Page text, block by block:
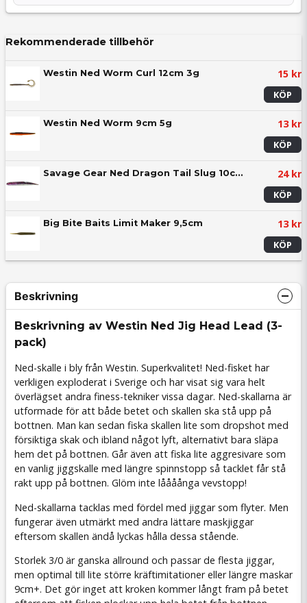
Rekommenderade tillbehör
Westin Ned Worm Curl 12cm 3g 15 kr
KÖP
Westin Ned Worm 9cm 5g 13 kr
KÖP
Savage Gear Ned Dragon Tail Slug 10cm 5,5g 24 kr
KÖP
Big Bite Baits Limit Maker 9,5cm 13 kr
KÖP
Beskrivning
Beskrivning av Westin Ned Jig Head Lead (3-
pack)
Ned-skalle i bly från Westin. Superkvalitet! Ned-fisket har
verkligen exploderat i Sverige och har visat sig vara helt
överlägset andra finess-tekniker vissa dagar. Ned-skallarna är
utformade för att både betet och skallen ska stå upp på
bottnen. Man kan sedan fiska skallen lite som dropshot med
försiktiga skak och ibland något lyft, alternativt bara släpa
hem det på bottnen. Går även att fiska lite aggresivare som
en vanlig jiggskalle med längre spinnstopp så tacklet får stå
rakt upp på bottnen. Glöm inte låååånga vevstopp!
Ned-skallarna tacklas med fördel med jiggar som flyter. Men
fungerar även utmärkt med andra lättare maskjiggar
eftersom skallen ändå lyckas hålla dessa stående.
Storlek 3/0 är ganska allround och passar de flesta jiggar,
men optimal till lite större kräftimitationer eller längre maskar
9cm+. Det gör inget att kroken kommer långt fram på betet